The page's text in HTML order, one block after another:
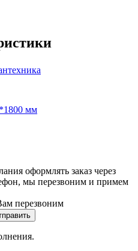
мм
оформлять заказ через
мы перезвоним и примем
перезвоним